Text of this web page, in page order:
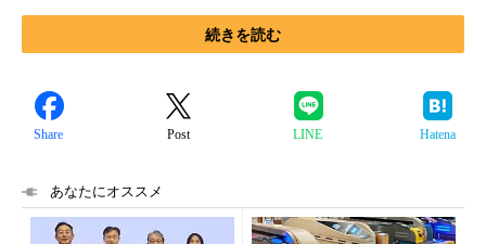
続きを読む
Share Post LINE Hatena
あなたにオススメ